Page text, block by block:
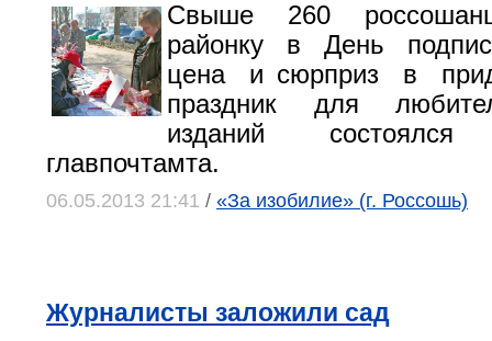
Свыше 260
районку в День
цена и сюрприз в
праздник для
изданий
главпочтамта.
06.05.2013 21:41 / «За изобилие» (г. Россошь)
Журналисты заложили сад